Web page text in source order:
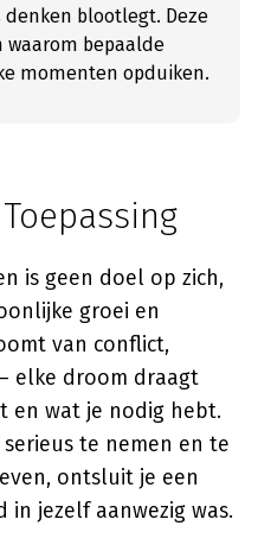
blootlegt. Deze
bepaalde
momenten opduiken.
is geen doel op zich,
groei en
van conflict,
elke droom draagt
en wat je nodig hebt.
te nemen en te
ontsluit je een
jezelf aanwezig was.